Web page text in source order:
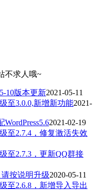
不求人哦~
10版本更新2021-05-11
至3.0.0,新增新功能2021-
2021-02-19
至2.7.4，修复激活失效
至2.7.3，更新QQ群接
请按说明升级2020-05-11
至2.6.8，新增导入导出